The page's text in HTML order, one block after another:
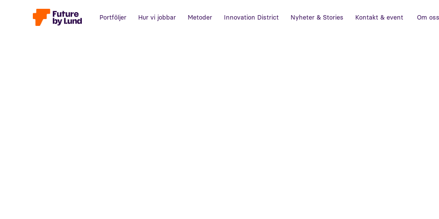
Portföljer Hur vi jobbar Metoder Innovation District Nyheter & Stories Kontakt & event Om